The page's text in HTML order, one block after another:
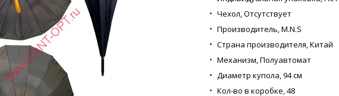
Чехол, Отсутствует
Производитель, M.N.S
Страна производителя, Китай
Механизм, Полуавтомат
Диаметр купола, 94 см
Кол-во в коробке, 48